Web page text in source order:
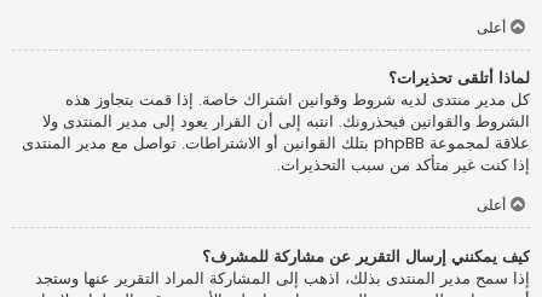
أعلى
لماذا أتلقى تحذيرات؟
كل مدير منتدى لديه شروط وقوانين اشتراك خاصة. إذا قمت بتجاوز هذه
الشروط والقوانين فيحذرونك. انتبه إلى أن القرار يعود إلى مدير المنتدى ولا
علاقة لمجموعة phpBB بتلك القوانين أو الاشتراطات. تواصل مع مدير المنتدى
إذا كنت غير متأكد من سبب التحذيرات.
أعلى
كيف يمكنني إرسال التقرير عن مشاركة للمشرف؟
إذا سمح مدير المنتدى بذلك، اذهب إلى المشاركة المراد التقرير عنها وستجد